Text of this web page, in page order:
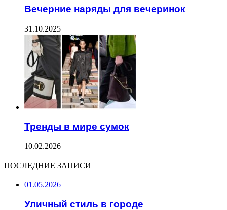
Вечерние наряды для вечеринок
31.10.2025
Тренды в мире сумок
10.02.2026
ПОСЛЕДНИЕ ЗАПИСИ
01.05.2026
Уличный стиль в городе